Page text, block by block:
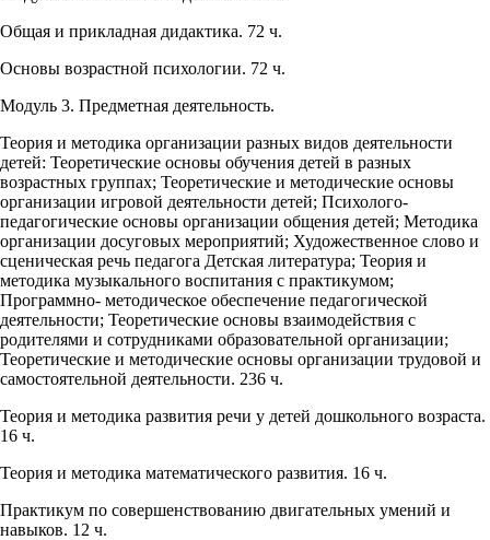
Общая и прикладная дидактика. 72 ч.
Основы возрастной психологии. 72 ч.
Модуль 3. Предметная деятельность.
Теория и методика организации разных видов деятельности
детей: Теоретические основы обучения детей в разных
возрастных группах; Теоретические и методические основы
организации игровой деятельности детей; Психолого-
педагогические основы организации общения детей; Методика
организации досуговых мероприятий; Художественное слово и
сценическая речь педагога Детская литература; Теория и
методика музыкального воспитания с практикумом;
Программно- методическое обеспечение педагогической
деятельности; Теоретические основы взаимодействия с
родителями и сотрудниками образовательной организации;
Теоретические и методические основы организации трудовой и
самостоятельной деятельности. 236 ч.
Теория и методика развития речи у детей дошкольного возраста.
16 ч.
Теория и методика математического развития. 16 ч.
Практикум по совершенствованию двигательных умений и
навыков. 12 ч.